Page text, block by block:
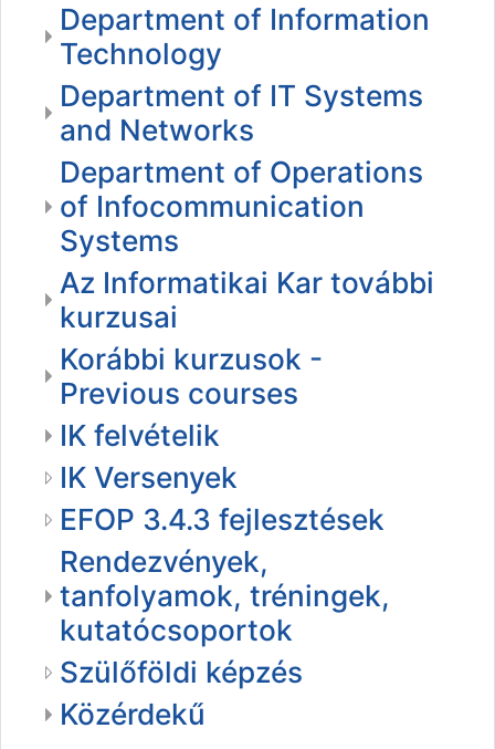
Department of Information
Technology
Department of IT Systems
and Networks
Department of Operations
of Infocommunication
Systems
Az Informatikai Kar további
kurzusai
Korábbi kurzusok -
Previous courses
IK felvételik
IK Versenyek
EFOP 3.4.3 fejlesztések
Rendezvények,
tanfolyamok, tréningek,
kutatócsoportok
Szülőföldi képzés
Közérdekű